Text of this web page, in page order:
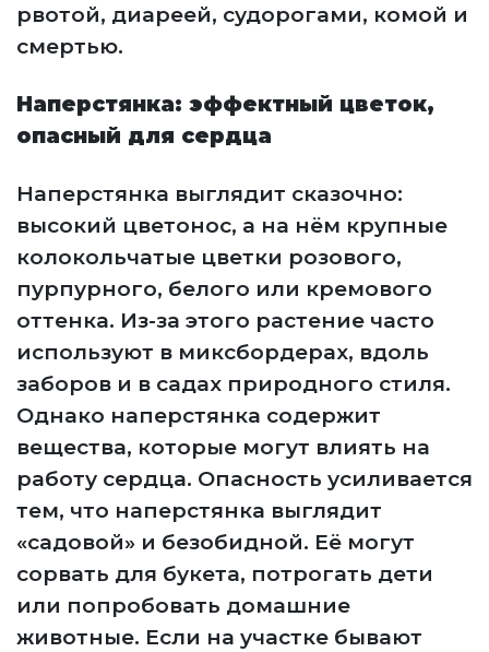
рвотой, диареей, судорогами, комой и
смертью.
Наперстянка: эффектный цветок,
опасный для сердца
Наперстянка выглядит сказочно:
высокий цветонос, а на нём крупные
колокольчатые цветки розового,
пурпурного, белого или кремового
оттенка. Из-за этого растение часто
используют в миксбордерах, вдоль
заборов и в садах природного стиля.
Однако наперстянка содержит
вещества, которые могут влиять на
работу сердца. Опасность усиливается
тем, что наперстянка выглядит
«садовой» и безобидной. Её могут
сорвать для букета, потрогать дети
или попробовать домашние
животные. Если на участке бывают